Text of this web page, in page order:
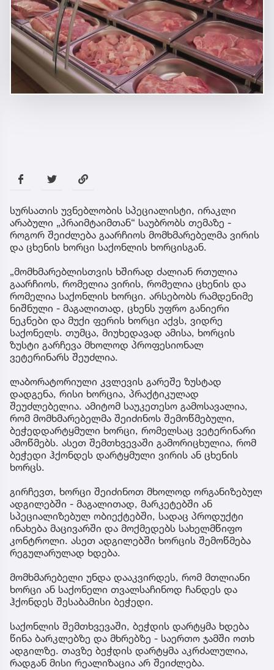
სურსათის უვნებლობის სპეციალისტი, ირაკლი
არაბული „პრაიმტაიმთან“ საუბრობს თემაზე -
როგორ შეიძლება გაარჩიოს მომხმარებელმა ვირის
და ცხენის ხორცი საქონლის ხორცისგან.
„მომხმარებლისთვის ხშირად ძალიან რთულია
გაარჩიოს, რომელია ვირის, რომელია ცხენის და
რომელია საქონლის ხორცი. არსებობს რამდენიმე
ნიშნული - მაგალითად, ცხენს უფრო განიერი
ნეკნები და მუქი ფერის ხორცი აქვს, ვიდრე
საქონელს. თუმცა, მიუხედავად ამისა, ხორცის
ზუსტი გარჩევა მხოლოდ პროფესიონალ
ვეტერინარს შეუძლია.
ლაბორატორიული კვლევის გარეშე ზუსტად
დადგენა, რისი ხორცია, პრაქტიკულად
შეუძლებელია. ამიტომ საუკეთესო გამოსავალია,
რომ მომხმარებელმა შეიძინოს შემოწმებული,
ბეჭედდარტყმული ხორცი, რომელსაც ვეტერინარი
ამოწმებს. ასეთ შემთხვევაში გამორიცხულია, რომ
ბეჭედი ჰქონდეს დარტყმული ვირის ან ცხენის
ხორცს.
გირჩევთ, ხორცი შეიძინოთ მხოლოდ ორგანიზებულ
ადგილებში - მაგალითად, მარკეტებში ან
სპეციალიზებულ ობიექტებში, სადაც პროდუქტი
ინახება მაცივარში და მოქმედებს სახელმწიფო
კონტროლი. ასეთ ადგილებში ხორცის შემოწმება
რეგულარულად ხდება.
მომხმარებელი უნდა დააკვირდეს, რომ მთლიანი
ხორცი ან საქონელი თვალსაჩინოდ ჩანდეს და
ჰქონდეს შესაბამისი ბეჭედი.
საქონლის შემთხვევაში, ბეჭდის დარტყმა ხდება
წინა ბარკლებზე და მხრებზე - საერთო ჯამში ოთხ
ადგილზე. თავზე ბეჭდის დარტყმა აკრძალულია,
რადგან მისი რეალიზაცია არ შეიძლება.